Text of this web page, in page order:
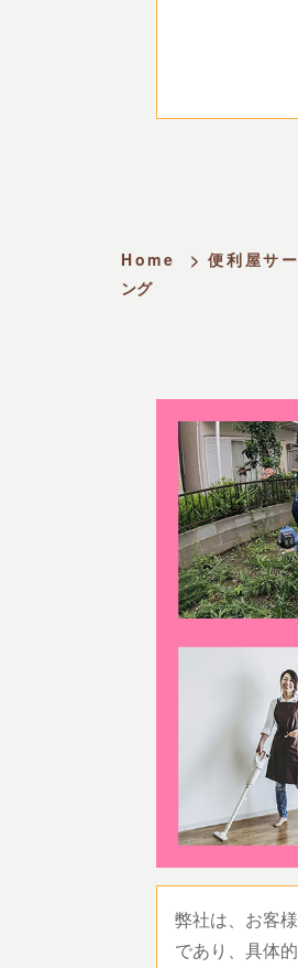
Home > 便利屋サ
ング
弊社は、お客
であり、具体